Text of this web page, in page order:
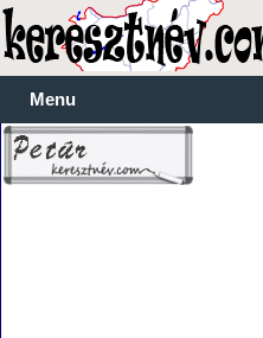
Menu